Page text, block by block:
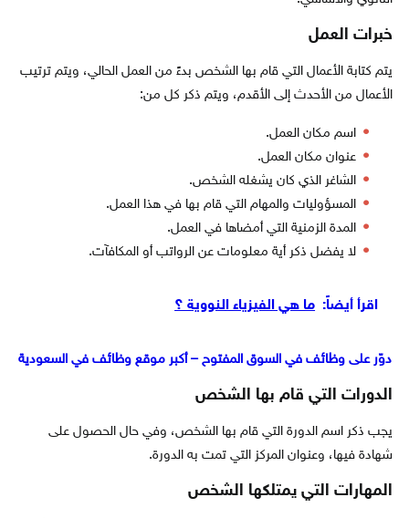
خبرات العمل
يتم كتابة الأعمال التي قام بها الشخص بدءً من العمل الحالي، ويتم ترتيب
الأعمال من الأحدث إلى الأقدم، ويتم ذكر كل من:
اسم مكان العمل.
عنوان مكان العمل.
الشاغر الذي كان يشغله الشخص.
المسؤوليات والمهام التي قام بها في هذا العمل.
المدة الزمنية التي أمضاها في العمل.
لا يفضل ذكر أية معلومات عن الرواتب أو المكافآت.
اقرأ أيضاً: ما هي الفيزياء النووية ؟
دوّر على وظائف في السوق المفتوح – أكبر موقع وظائف في السعودية
الدورات التي قام بها الشخص
يجب ذكر اسم الدورة التي قام بها الشخص، وفي حال الحصول على
شهادة فيها، وعنوان المركز التي تمت به الدورة.
المهارات التي يمتلكها الشخص